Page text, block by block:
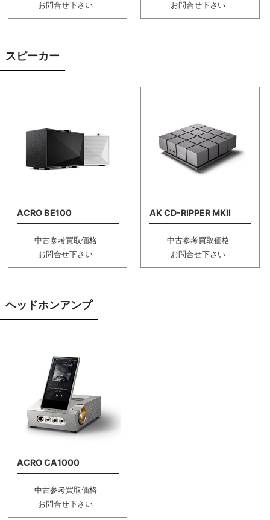
お問合せ下さい
お問合せ下さい
スピーカー
ACRO BE100
中古参考買取価格
お問合せ下さい
AK CD-RIPPER MKII
中古参考買取価格
お問合せ下さい
ヘッドホンアンプ
ACRO CA1000
中古参考買取価格
お問合せ下さい